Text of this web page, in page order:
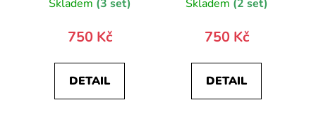
Skladem (3 set)
750 Kč
DETAIL
Skladem (2 set)
750 Kč
DETAIL